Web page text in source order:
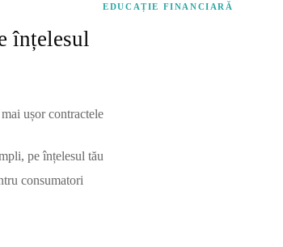
EDUCAȚIE FINANCIARĂ
înțelesul
ușor contractele
pe înțelesul tău
consumatori